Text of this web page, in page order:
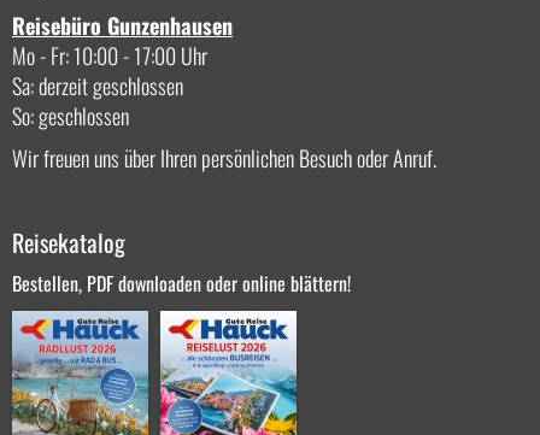
Reisebüro Gunzenhausen
Mo - Fr: 10:00 - 17:00 Uhr
Sa: derzeit geschlossen
So: geschlossen
Wir freuen uns über Ihren persönlichen Besuch oder Anruf.
Reisekatalog
Bestellen, PDF downloaden oder online blättern!